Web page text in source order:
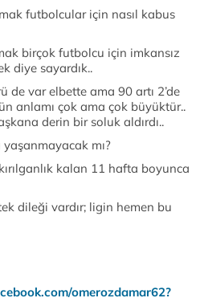
futbolcular için nasıl kabus
birçok futbolcu için imkansız
diye sayardık..
de var elbette ama 90 artı 2’de
anlamı çok ama çok büyüktür..
derin bir soluk aldırdı..
mı?
kalan 11 hafta boyunca
dileği vardır; ligin hemen bu
omerozdamar62?